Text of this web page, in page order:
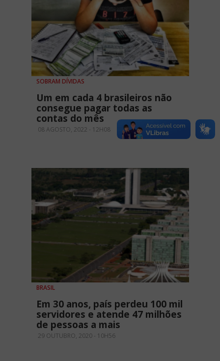
SOBRAM DÍVIDAS
Um em cada 4 brasileiros não
consegue pagar todas as
contas do mês
08 AGOSTO, 2022 - 12H08
BRASIL
Em 30 anos, país perdeu 100 mil
servidores e atende 47 milhões
de pessoas a mais
29 OUTUBRO, 2020 - 10H56